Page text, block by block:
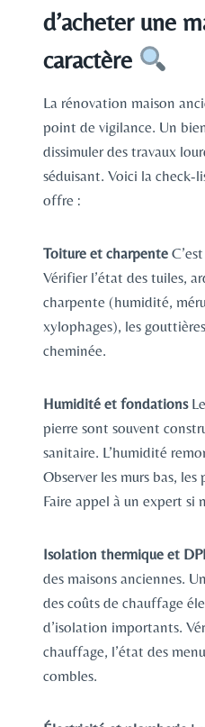
d’acheter une
caractère
La rénovation maison
point de vigilance. Un
dissimuler des travaux
séduisant. Voici la
offre :
Toiture et charpente
Vérifier l’état des tuiles,
charpente (humidité,
xylophages), les
cheminée.
Humidité et fondations
pierre sont souvent
sanitaire. L’humidité
Observer les murs bas, les
Faire appel à un expert si
Isolation thermique et
des maisons anciennes.
des coûts de chauffage
d’isolation importants.
chauffage, l’état des
combles.